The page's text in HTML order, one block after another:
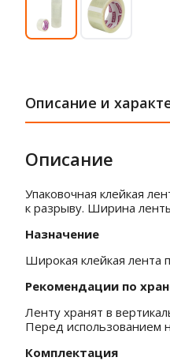
Описание и
Описание
Упаковочная клейкая
к разрыву. Ширина
Назначение
Широкая клейкая лента
Рекомендации по
Ленту хранят в
Перед использованием
Комплектация